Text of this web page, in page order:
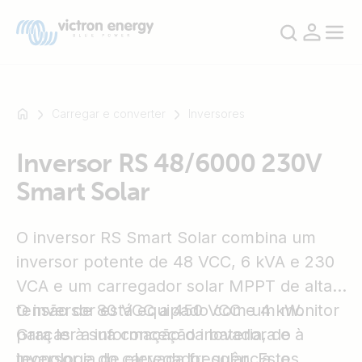
exemplo
Multiplus-
Orion
SmartShunt
Carregar e converter Inversores
Inversor RS 48/6000 230V
Smart Solar
O inversor RS Smart Solar combina um
inversor potente de 48 VCC, 6 kVA e 230
VCA e um carregador solar MPPT de alta
tensão de 80 VCC a 450 VCC e 4 kW.
Graças à sua conceção inovadora e à
O inversor está equipado com um monitor
para ler a informação da bateria, do